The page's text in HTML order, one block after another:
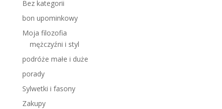
Bez kategorii
bon upominkowy
Moja filozofia
mężczyźni i styl
podróże małe i duże
porady
Sylwetki i fasony
Zakupy